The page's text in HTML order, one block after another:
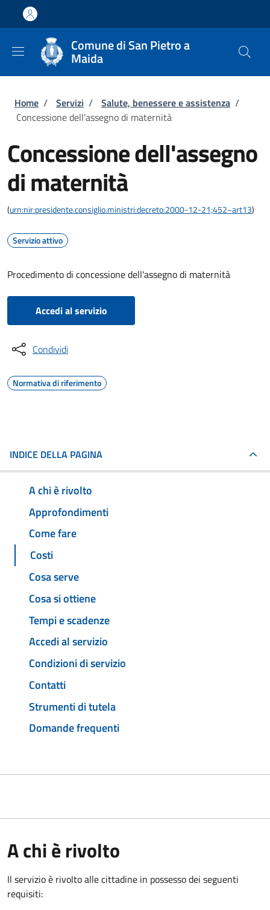
Salta al contenuto principale
Skip to footer content
Comune di San Pietro a
Maida
Briciole di pane
Home / Servizi / Salute, benessere e assistenza /
Concessione dell'assegno di maternità
Concessione dell'assegno
di maternità
(urn:nir:presidente.consiglio.ministri:decreto:2000-12-21;452~art13)
Servizio attivo
Procedimento di concessione dell'assegno di maternità
Accedi al servizio
Condividi
Normativa di riferimento
INDICE DELLA PAGINA
A chi è rivolto
Approfondimenti
Come fare
Costi
Cosa serve
Cosa si ottiene
Tempi e scadenze
Accedi al servizio
Condizioni di servizio
Contatti
Strumenti di tutela
Domande frequenti
A chi è rivolto
Il servizio è rivolto alle cittadine in possesso dei seguenti
requisiti: